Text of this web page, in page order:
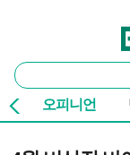
통
합
검
색
오피니언